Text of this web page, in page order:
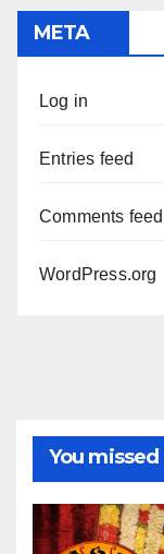
META
Log in
Entries feed
Comments feed
WordPress.org
You missed